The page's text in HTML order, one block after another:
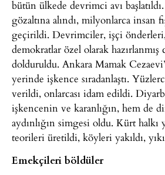
bütün ülkede devrimci avı
gözaltına alındı, milyonlarca insan
geçirildi. Devrimciler, işçi
demokratlar özel olarak hazırlanmış
dolduruldu. Ankara Mamak
yerinde işkence sıradanlaştı.
verildi, onlarcası idam edildi.
işkencenin ve karanlığın, hem de
aydınlığın simgesi oldu. Kürt halkı
teorileri üretildi, köyleri yakıldı,
Emekçileri böldüler